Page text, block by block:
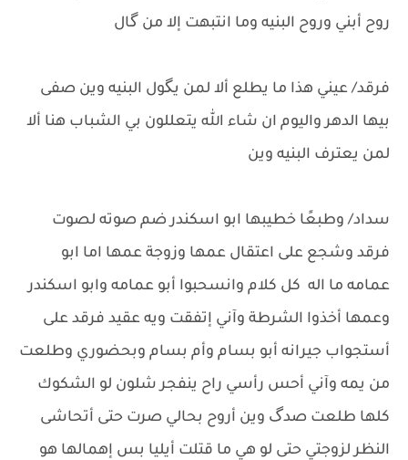
روح أبني وروح البنيه وما انتبهت إلا من گال
فرقد/ عيني هذا ما يطلع ألا لمن يگول البنيه وين صفى
بيها الدهر واليوم ان شاء الله يتعللون بي الشباب هنا ألا
لمن يعترف البنيه وين
سداد/ وطبعًا خطيبها ابو اسكندر ضم صوته لصوت
فرقد وشجع على اعتقال عمها وزوجة عمها اما ابو
عمامه ما اله كل كلام وانسحبوا أبو عمامه وابو اسكندر
وعمها أخذوا الشرطة وآني إتفقت ويه عقيد فرقد على
أستجواب جيرانه أبو بسام وأم بسام وبحضوري وطلعت
من يمه وآني أحس رأسي راح ينفجر شلون لو الشكوك
كلها طلعت صدگ وين أروح بحالي صرت حتى أتحاشى
النظر لزوجتي حتى لو هي ما قتلت أيليا بس إهمالها هو